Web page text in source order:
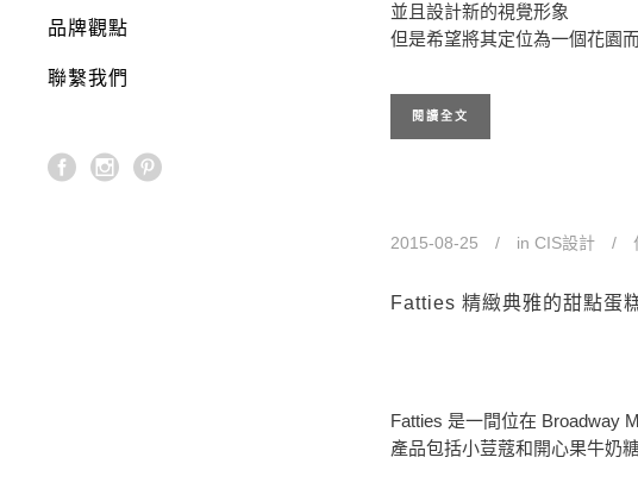
品牌觀點
聯繫我們
並且設計新的視覺形象
但是希望將其定位為一個花園
閱讀全文
2015-08-25 in CIS設計
Fatties 精緻典雅的甜點蛋
Fatties 是一間位在 Broadway
產品包括小荳蔻和開心果牛奶